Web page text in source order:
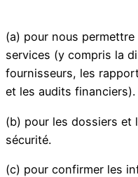
(a) pour nous
services (y compris la
fournisseurs, les
et les audits financiers).
(b) pour les dossiers et
sécurité.
(c) pour confirmer les